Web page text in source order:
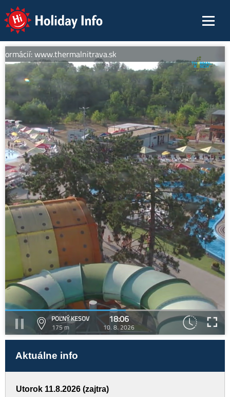
Holiday Info
www.thermalnitrava.sk
POĽNÝ KESOV
175 m
18:06
10. 8. 2026
Aktuálne info
Utorok 11.8.2026 (zajtra)